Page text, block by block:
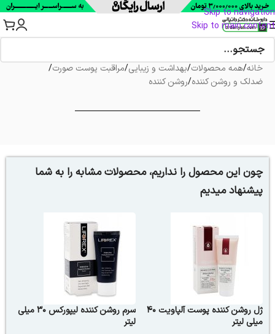
Skip to navigation
Skip to main content
خانه/همه محصولات/بهداشت و زیبایی/مراقبت پوست صورت/
ضدلک و روشن کننده/روشن کننده
چون این محصول را نداریم، محصولات مشابه را به شما
پیشنهاد میدیم
ژل روشن کننده پوست آلپاویت ۴۰
میلی لیتر
سرم روشن کننده لیپورکس 30 میلی
لیتر